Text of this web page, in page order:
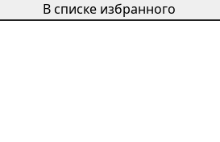
В списке избранного